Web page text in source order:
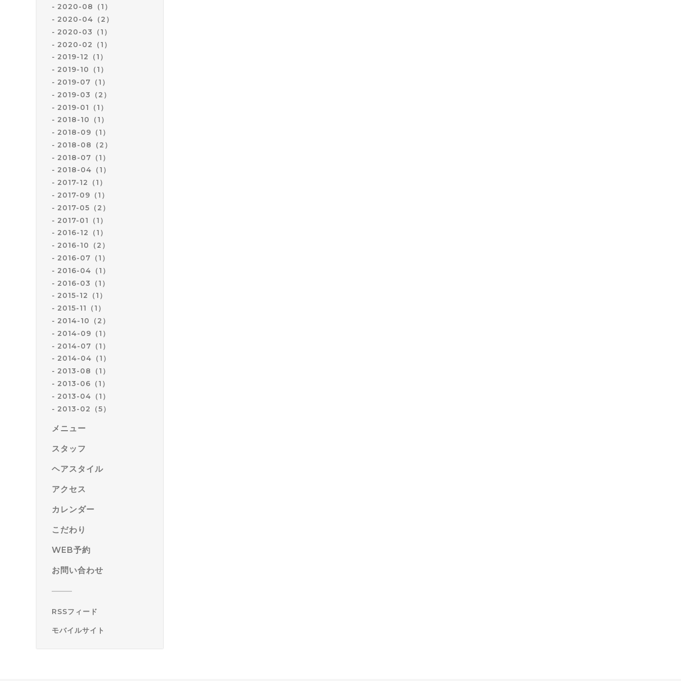
2020-08（1）
2020-04（2）
2020-03（1）
2020-02（1）
2019-12（1）
2019-10（1）
2019-07（1）
2019-03（2）
2019-01（1）
2018-10（1）
2018-09（1）
2018-08（2）
2018-07（1）
2018-04（1）
2017-12（1）
2017-09（1）
2017-05（2）
2017-01（1）
2016-12（1）
2016-10（2）
2016-07（1）
2016-04（1）
2016-03（1）
2015-12（1）
2015-11（1）
2014-10（2）
2014-09（1）
2014-07（1）
2014-04（1）
2013-08（1）
2013-06（1）
2013-04（1）
2013-02（5）
メニュー
スタッフ
ヘアスタイル
アクセス
カレンダー
こだわり
WEB予約
お問い合わせ
RSSフィード
モバイルサイト